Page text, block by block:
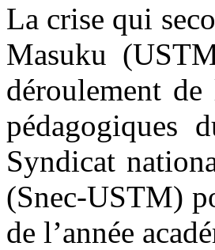
La crise qui
Masuku
déroulement
pédagogiques
Syndicat
(Snec-USTM)
de l’année